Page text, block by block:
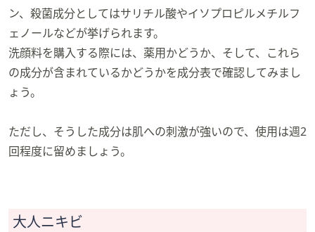
ン、殺菌成分としてはサリチル酸やイソプロピルメチルフ
ェノールなどが挙げられます。
洗顔料を購入する際には、薬用かどうか、そして、これら
の成分が含まれているかどうかを成分表で確認してみまし
ょう。
ただし、そうした成分は肌への刺激が強いので、使用は週2
回程度に留めましょう。
大人ニキビ